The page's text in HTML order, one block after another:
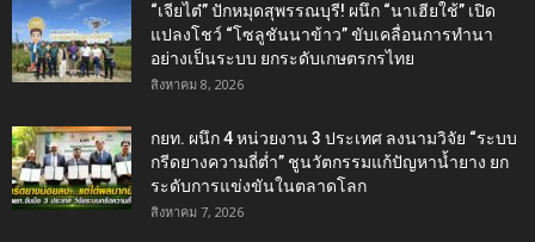
“เจียไต๋” ปักหมุดสุพรรณบุรี! ผนึก “นาเฮียใช้” เปิด
แปลงโชว์ “โซลูชันนาข้าว” ขับเคลื่อนการทำนา
อย่างเป็นระบบ ยกระดับเกษตรกรไทย
สิงหาคม 8, 2026
กยท. ผนึก 4 หน่วยงาน 3 ประเทศ ลงนามวิจัย “ระบบ
กรีดยางความถี่ต่ำ” ชูนวัตกรรมแก้ปัญหาน้ำยาง ยก
ระดับการแข่งขันในตลาดโลก
สิงหาคม 7, 2026